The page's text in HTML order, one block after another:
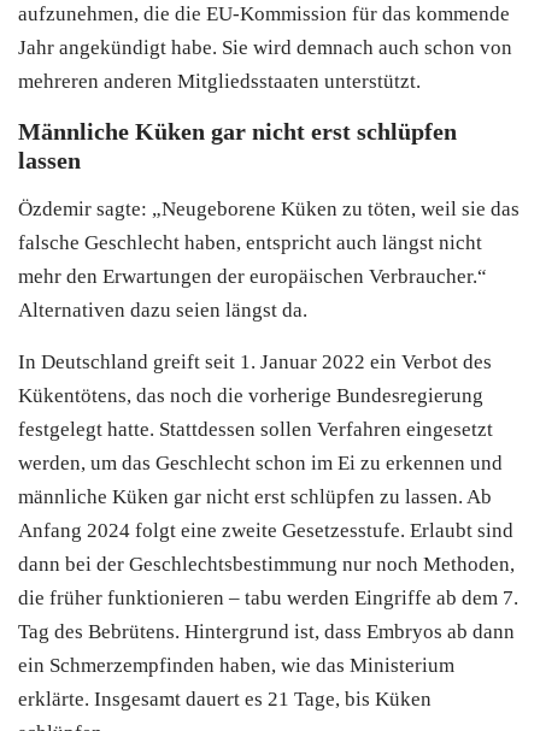
aufzunehmen, die die EU-Kommission für das kommende
Jahr angekündigt habe. Sie wird demnach auch schon von
mehreren anderen Mitgliedsstaaten unterstützt.
Männliche Küken gar nicht erst schlüpfen
lassen
Özdemir sagte: „Neugeborene Küken zu töten, weil sie das
falsche Geschlecht haben, entspricht auch längst nicht
mehr den Erwartungen der europäischen Verbraucher.“
Alternativen dazu seien längst da.
In Deutschland greift seit 1. Januar 2022 ein Verbot des
Kükentötens, das noch die vorherige Bundesregierung
festgelegt hatte. Stattdessen sollen Verfahren eingesetzt
werden, um das Geschlecht schon im Ei zu erkennen und
männliche Küken gar nicht erst schlüpfen zu lassen. Ab
Anfang 2024 folgt eine zweite Gesetzesstufe. Erlaubt sind
dann bei der Geschlechtsbestimmung nur noch Methoden,
die früher funktionieren – tabu werden Eingriffe ab dem 7.
Tag des Bebrütens. Hintergrund ist, dass Embryos ab dann
ein Schmerzempfinden haben, wie das Ministerium
erklärte. Insgesamt dauert es 21 Tage, bis Küken